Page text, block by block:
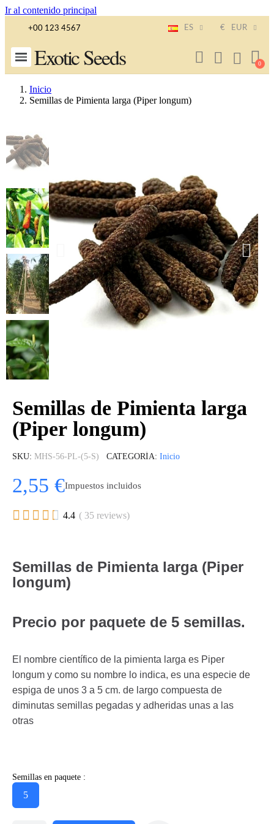
Ir al contenido principal
+00 123 4567 ES € EUR
Exotic Seeds
Inicio
Semillas de Pimienta larga (Piper longum)
Semillas de Pimienta larga
(Piper longum)
SKU MHS-56-PL-(5-S) CATEGORÍA Inicio
2,55 €Impuestos incluidos
     4.4 ( 35 reviews)
Semillas de Pimienta larga (Piper
longum)
Precio por paquete de 5 semillas.
El nombre científico de la pimienta larga es Piper
longum y como su nombre lo indica, es una especie de
espiga de unos 3 a 5 cm. de largo compuesta de
diminutas semillas pegadas y adheridas unas a las
otras
Semillas en paquete :
5